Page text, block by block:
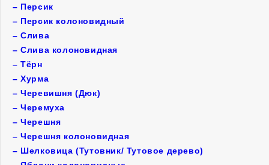
– Персик
– Персик колоновидный
–Слива
–Слива колоновидная
–Тёрн
–Хурма
–Черевишня (Дюк)
–Черемуха
–Черешня
–Черешня колоновидная
– Шелковица (Тутовник/ Тутовое дерево)